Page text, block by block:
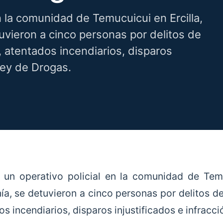
comunidad de Temucuicui en Ercilla,
a cinco personas por delitos de
incendiarios, disparos
de Drogas.
un operativo policial en la comunidad de
se detuvieron a cinco personas por delitos
incendiarios, disparos injustificados e